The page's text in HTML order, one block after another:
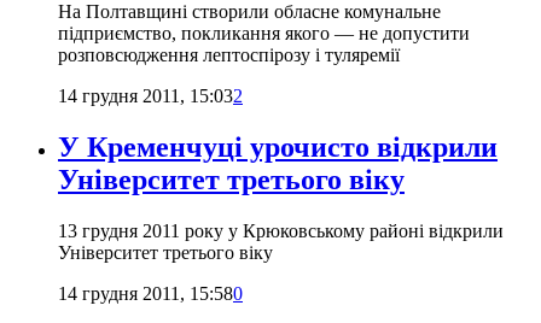
На Полтавщині створили обласне комунальне
підприємство, покликання якого — не допустити
розповсюдження лептоспірозу і туляремії
14 грудня 2011, 15:032
У Кременчуці урочисто відкрили
Університет третього віку
13 грудня 2011 року у Крюковському районі відкрили
Університет третього віку
14 грудня 2011, 15:580